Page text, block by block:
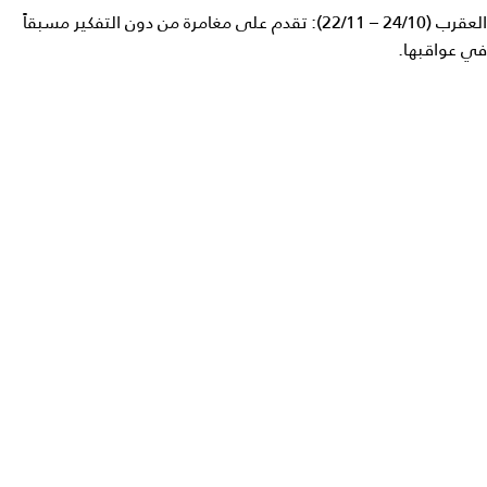
العقرب (24/10 – 22/11): تقدم على مغامرة من دون التفكير مسبقاً
في عواقبها.